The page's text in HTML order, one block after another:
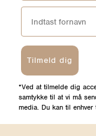
Tilmeld dig
*Ved at tilmelde dig
samtykke til at vi må
media. Du kan til